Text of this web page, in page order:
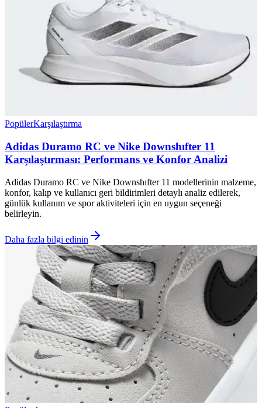
PopülerKarşılaştırma
Adidas Duramo RC ve Nike Downshıfter 11
Karşılaştırması: Performans ve Konfor Analizi
Adidas Duramo RC ve Nike Downshıfter 11 modellerinin malzeme,
konfor, kalıp ve kullanıcı geri bildirimleri detaylı analiz edilerek,
günlük kullanım ve spor aktiviteleri için en uygun seçeneği
belirleyin.
Daha fazla bilgi edinin